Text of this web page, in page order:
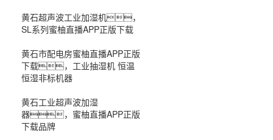
黄石超声波工业加湿机，
SL系列蜜柚直播APP正版下载
黄石市配电房蜜柚直播APP正版
下载，工业抽湿机 恒温
恒湿非标机器
黄石工业超声波加湿
器，蜜柚直播APP正版
下载品牌